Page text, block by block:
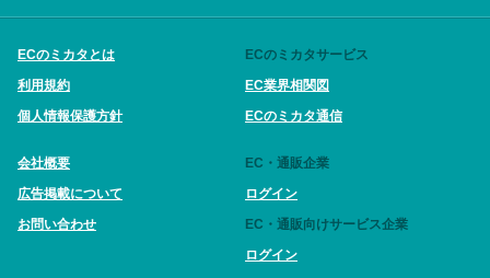
ECのミカタとは
利用規約
個人情報保護方針
会社概要
広告掲載について
お問い合わせ
ECのミカタサービス
EC業界相関図
ECのミカタ通信
EC・通販企業
ログイン
EC・通販向けサービス企業
ログイン